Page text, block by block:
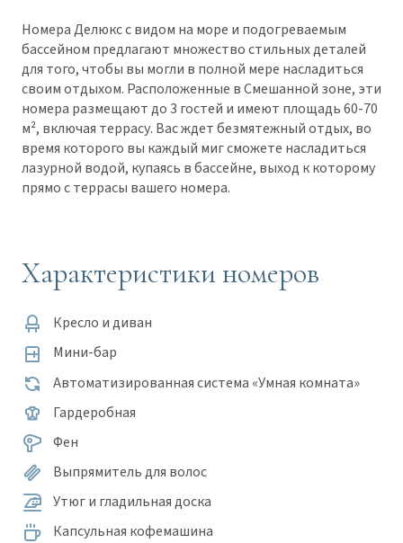
Номера Делюкс с видом на море и подогреваемым
бассейном предлагают множество стильных деталей
для того, чтобы вы могли в полной мере насладиться
своим отдыхом. Расположенные в Смешанной зоне, эти
номера размещают до 3 гостей и имеют площадь 60-70
м², включая террасу. Вас ждет безмятежный отдых, во
время которого вы каждый миг сможете насладиться
лазурной водой, купаясь в бассейне, выход к которому
прямо с террасы вашего номера.
Характеристики номеров
Кресло и диван
Мини-бар
Автоматизированная система «Умная комната»
Гардеробная
Фен
Выпрямитель для волос
Утюг и гладильная доска
Капсульная кофемашина